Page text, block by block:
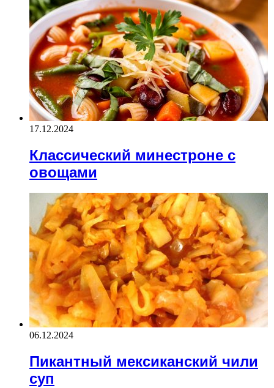
17.12.2024
Классический минестроне с
овощами
06.12.2024
Пикантный мексиканский чили
суп